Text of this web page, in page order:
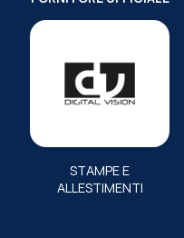
STAMPE E
ALLESTIMENTI